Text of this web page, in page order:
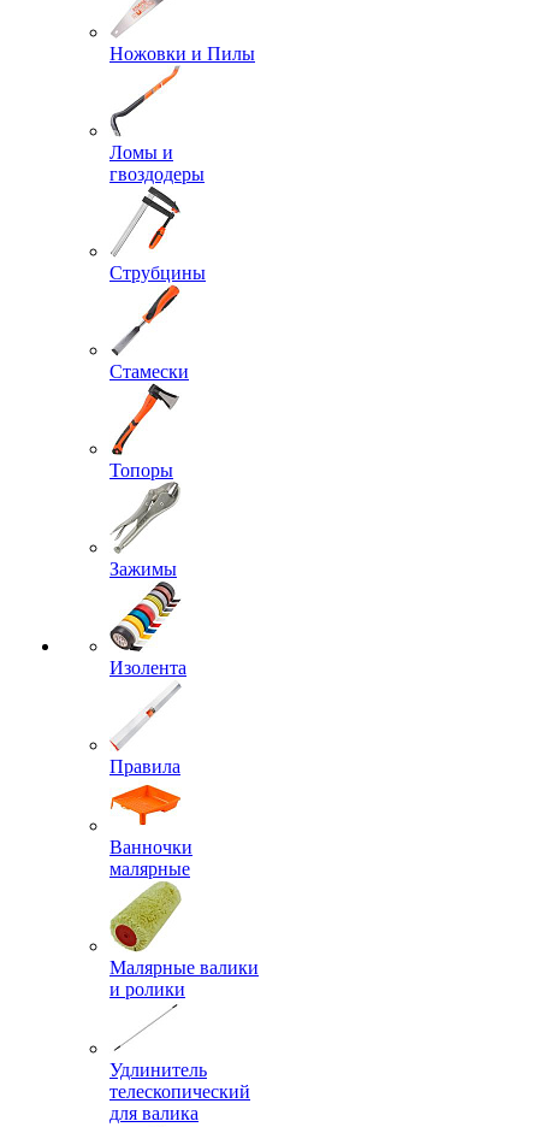
Ножовки и Пилы
Ломы и
гвоздодеры
Струбцины
Стамески
Топоры
Зажимы
Изолента
Правила
Ванночки
малярные
Малярные валики
и ролики
Удлинитель
телескопический
для валика